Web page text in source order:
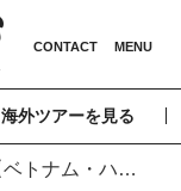
海外ツアーを見る
=受付終了=【ベトナム・ハノイ】9つの個性派ゴルフ場から2コース選んで挑戦! 観光もたっぷり 5日間 2プレー（現地係員案内）